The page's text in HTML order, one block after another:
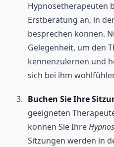
Hypnosetherapeuten
Erstberatung an, in
besprechen können.
Gelegenheit, um den
kennenzulernen und
sich bei ihm
Buchen Sie Ihre
geeigneten
können Sie Ihre
Sitzungen werden in